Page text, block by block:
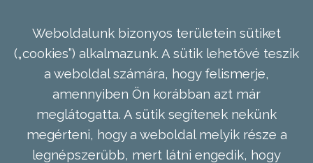
Weboldalunk bizonyos területein sütiket
(„cookies”) alkalmazunk. A sütik lehetővé teszik
a weboldal számára, hogy felismerje,
amennyiben Ön korábban azt már
meglátogatta. A sütik segítenek nekünk
megérteni, hogy a weboldal melyik része a
legnépszerűbb, mert látni engedik, hogy